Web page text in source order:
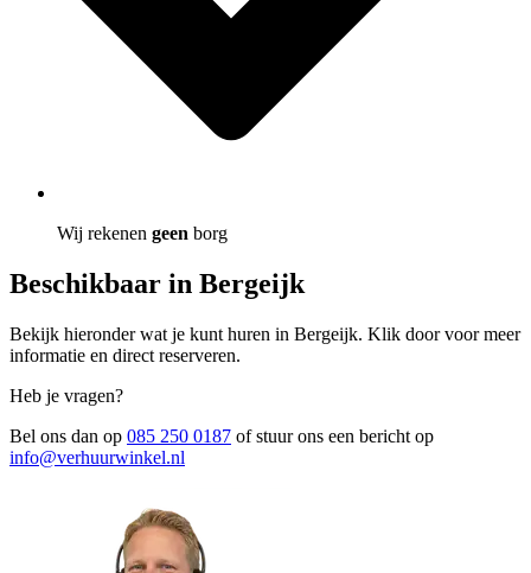
Wij rekenen geen borg
Beschikbaar in Bergeijk
Bekijk hieronder wat je kunt huren in Bergeijk. Klik door voor meer
informatie en direct reserveren.
Heb je vragen?
Bel ons dan op 085 250 0187 of stuur ons een bericht op
info@verhuurwinkel.nl